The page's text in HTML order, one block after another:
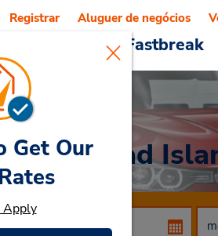
e serviços Fastbreak
Registrar Aluguer de negócios
Head
Get Our
Apply